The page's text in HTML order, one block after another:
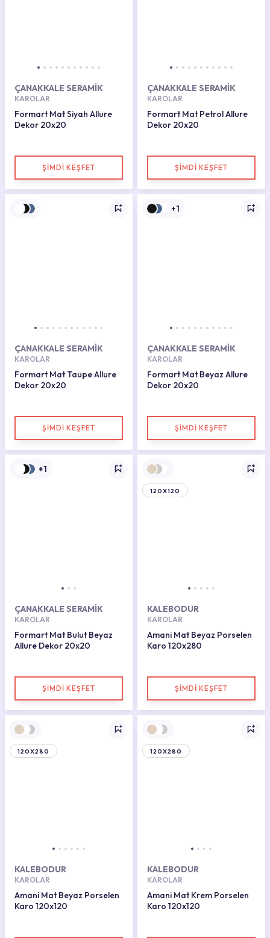
ÇANAKKALE SERAMİK
KAROLAR
Formart Mat Siyah Allure
Dekor 20x20
ŞİMDİ KEŞFET
ÇANAKKALE SERAMİK
KAROLAR
Formart Mat Petrol Allure
Dekor 20x20
ŞİMDİ KEŞFET
ÇANAKKALE SERAMİK
KAROLAR
Formart Mat Taupe Allure
Dekor 20x20
ŞİMDİ KEŞFET
+1
ÇANAKKALE SERAMİK
KAROLAR
Formart Mat Beyaz Allure
Dekor 20x20
ŞİMDİ KEŞFET
+1
ÇANAKKALE SERAMİK
KAROLAR
Formart Mat Bulut Beyaz
Allure Dekor 20x20
ŞİMDİ KEŞFET
120X120
KALEBODUR
KAROLAR
Amani Mat Beyaz Porselen
Karo 120x280
ŞİMDİ KEŞFET
120X280
KALEBODUR
KAROLAR
Amani Mat Beyaz Porselen
Karo 120x120
120X280
KALEBODUR
KAROLAR
Amani Mat Krem Porselen
Karo 120x120